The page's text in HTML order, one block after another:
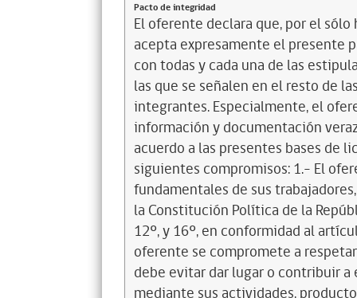
Pacto de integridad
El oferente declara que, por el
acepta expresamente el presente
con todas y cada una de las
las que se señalen en el resto de
integrantes. Especialmente, el
información y documentación
acuerdo a las presentes bases de
siguientes compromisos: 1.- El
fundamentales de sus
la Constitución Política de la
12º, y 16º, en conformidad al
oferente se compromete a
debe evitar dar lugar o contribuir
mediante sus actividades,